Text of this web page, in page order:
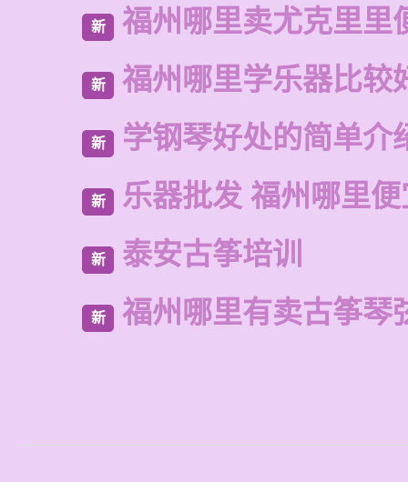
新 福州哪里卖尤克里里
新 福州哪里学乐器比较
新 学钢琴好处的简单介
新 乐器批发 福州哪里
新 泰安古筝培训
新 福州哪里有卖古筝琴